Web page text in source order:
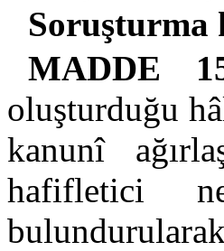
Soruşturma
MADDE
oluşturduğu
kanunî
hafifletici